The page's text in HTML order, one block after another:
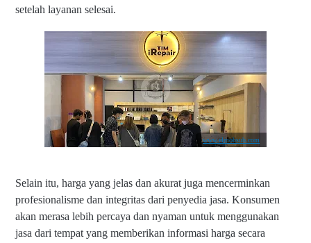
setelah layanan selesai.
www.elmobsub.com
Selain itu, harga yang jelas dan akurat juga mencerminkan
profesionalisme dan integritas dari penyedia jasa. Konsumen
akan merasa lebih percaya dan nyaman untuk menggunakan
jasa dari tempat yang memberikan informasi harga secara